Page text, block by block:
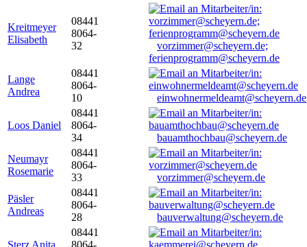
Kreitmeyer
Elisabeth
08441
8064-
32
vorzimmer@scheyern.de;
ferienprogramm@scheyern.de
Lange
Andrea
08441
8064-
10
einwohnermeldeamt@scheyern.de
Loos Daniel
08441
8064-
34
bauamthochbau@scheyern.de
Neumayr
Rosemarie
08441
8064-
33
vorzimmer@scheyern.de
Päsler
Andreas
08441
8064-
28
bauverwaltung@scheyern.de
Sterz Anita
08441
8064-